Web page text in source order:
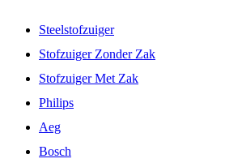
Steelstofzuiger
Stofzuiger Zonder Zak
Stofzuiger Met Zak
Philips
Aeg
Bosch